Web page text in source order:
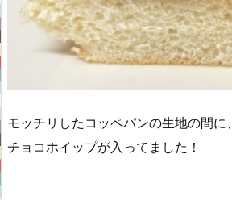
モッチリしたコッペパンの生地の間に、
チョコホイップが入ってました！